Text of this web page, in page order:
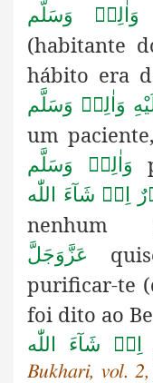
وَاٰلِهٖ وَسَلَّم
(habitante
hábito era
وَاٰلِهٖ وَسَلَّم
um
وَاٰلِهٖ وَسَلَّم
شَآءَ اللّٰه
عَزَّوَجَلَّ
purificar-te
foi dito ao
شَآءَ اللّٰه
Bukhari, vol.